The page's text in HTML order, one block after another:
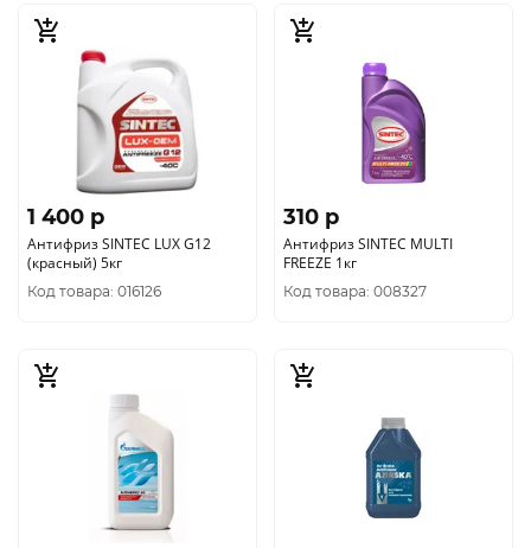
1 400 p
Антифриз SINTEC LUX G12
(красный) 5кг
Код товара: 016126
310 p
Антифриз SINTEC MULTI
FREEZE 1кг
Код товара: 008327